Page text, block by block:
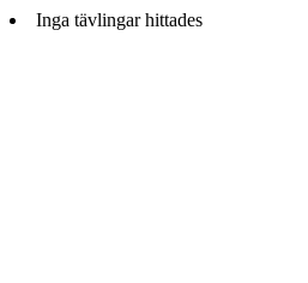
Inga tävlingar hittades